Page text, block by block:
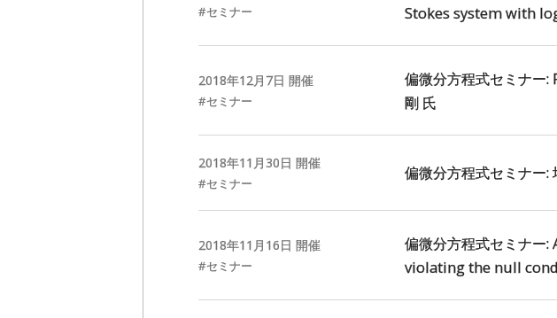
セミナー
Stokes system with
2018年12月7日 開催
セミナー
偏微分方程式セミナー
剛 氏
2018年11 月30日 開催
セミナー
偏微分方程式セミナー:
2018年11 月 16日 開催
セミナー
偏微分方程式セミナ
violating the null